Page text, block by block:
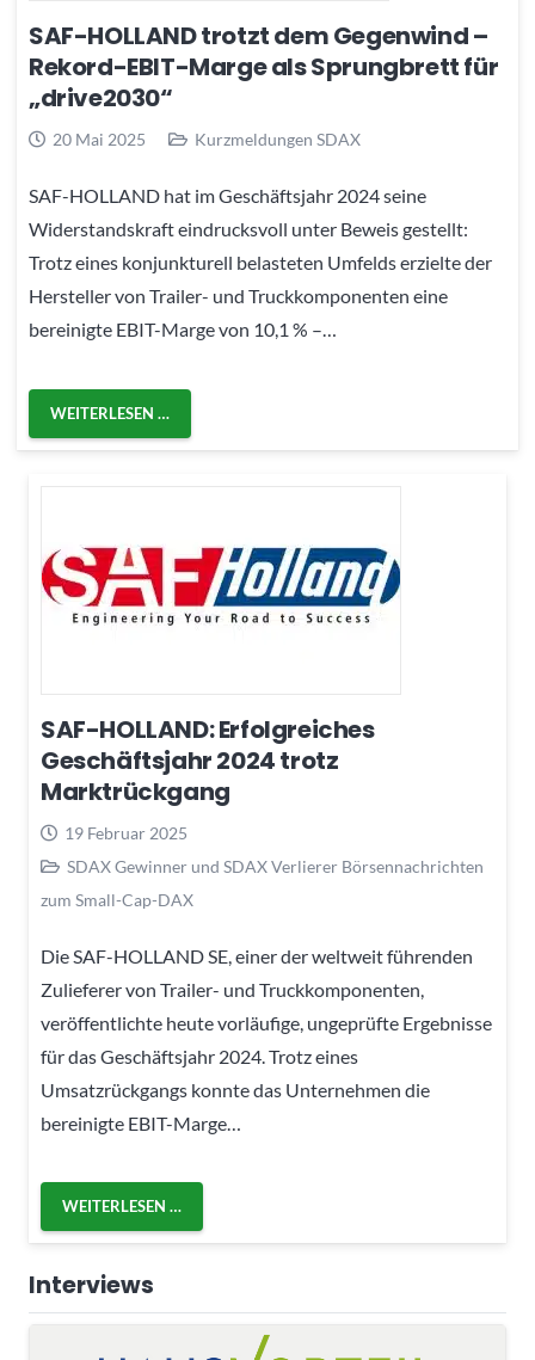
SAF-HOLLAND trotzt dem Gegenwind –
Rekord-EBIT-Marge als Sprungbrett für
„drive2030“
20 Mai 2025 Kurzmeldungen SDAX
SAF-HOLLAND hat im Geschäftsjahr 2024 seine
Widerstandskraft eindrucksvoll unter Beweis gestellt:
Trotz eines konjunkturell belasteten Umfelds erzielte der
Hersteller von Trailer- und Truckkomponenten eine
bereinigte EBIT-Marge von 10,1 % –…
WEITERLESEN …
SAF-HOLLAND: Erfolgreiches
Geschäftsjahr 2024 trotz
Marktrückgang
19 Februar 2025
SDAX Gewinner und SDAX Verlierer Börsennachrichten
zum Small-Cap-DAX
Die SAF-HOLLAND SE, einer der weltweit führenden
Zulieferer von Trailer- und Truckkomponenten,
veröffentlichte heute vorläufige, ungeprüfte Ergebnisse
für das Geschäftsjahr 2024. Trotz eines
Umsatzrückgangs konnte das Unternehmen die
bereinigte EBIT-Marge…
WEITERLESEN …
Interviews